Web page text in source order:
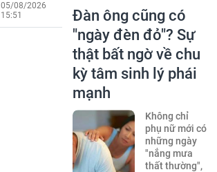
05/08/2026
15:51
Đàn ông cũng có
"ngày đèn đỏ"? Sự
thật bất ngờ về chu
kỳ tâm sinh lý phái
mạnh
Không chỉ
phụ nữ mới có
những ngày
"nắng mưa
thất thường",